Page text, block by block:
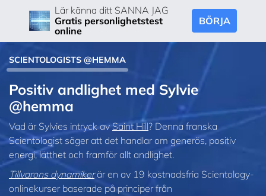
Lär känna ditt SANNA JAG
Gratis personlighetstest
online
BÖRJA
SCIENTOLOGISTS @HEMMA
Positiv andlighet med Sylvie
@hemma
Vad är Sylvies intryck avSaint Hill? Denna franska
Scientologist säger att det handlar om generös, positiv
energi, lätthet och framför allt andlighet.
Tillvarons dynamikerär en av 19 kostnadsfria Scientology-
onlinekurser baserade på principer från